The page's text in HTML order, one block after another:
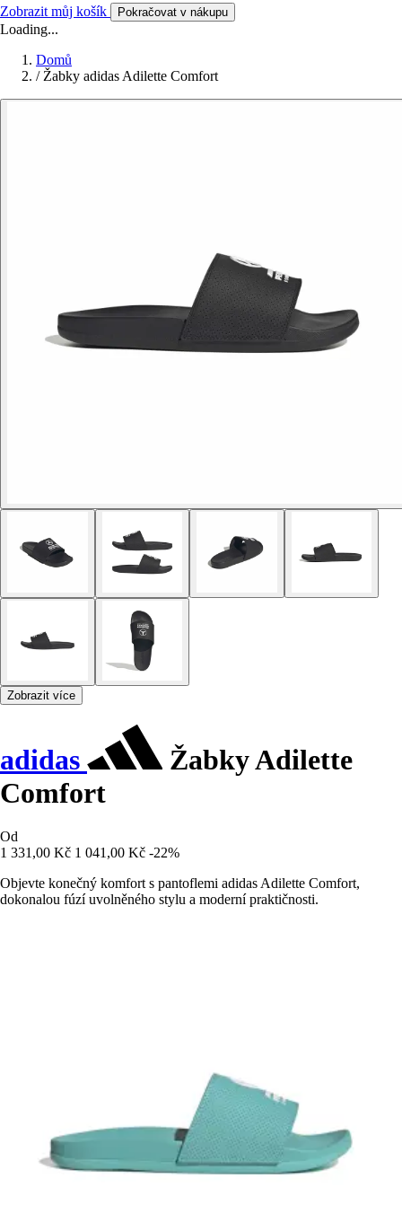
Zobrazit můj košík Pokračovat v nákupu
Loading...
Domů
/ Žabky adidas Adilette Comfort
Zobrazit více
adidas
Žabky Adilette
Comfort
Od
1 331,00 Kč 1 041,00 Kč -22%
Objevte konečný komfort s pantoflemi adidas Adilette Comfort,
dokonalou fúzí uvolněného stylu a moderní praktičnosti.